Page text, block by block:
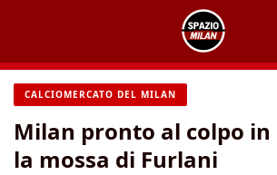
contenuto
CALCIOMERCATO DEL MILAN
Milan pronto al colpo
la mossa di Furlani